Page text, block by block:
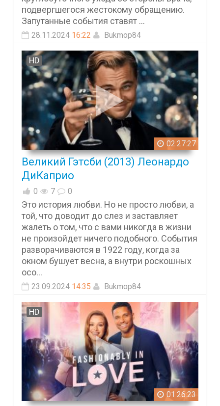
подвергшегося жестокому обращению.
Запутанные события ставят ...
28.11.2024 16:22 Bukmop84
02:27:27
HD
Великий Гэтсби (2013) Леонардо
ДиКаприо
0 7 0
Это история любви. Но не просто любви, а
той, что доводит до слез и заставляет
жалеть о том, что с вами никогда в жизни
не произойдет ничего подобного. События
разворачиваются в 1922 году, когда за
окном бушует весна, а внутри роскошных
осо...
23.09.2024 14:35 Bukmop84
01:26:23
HD